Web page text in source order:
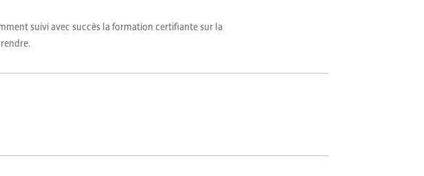
suivi avec succès la formation certifiante sur la